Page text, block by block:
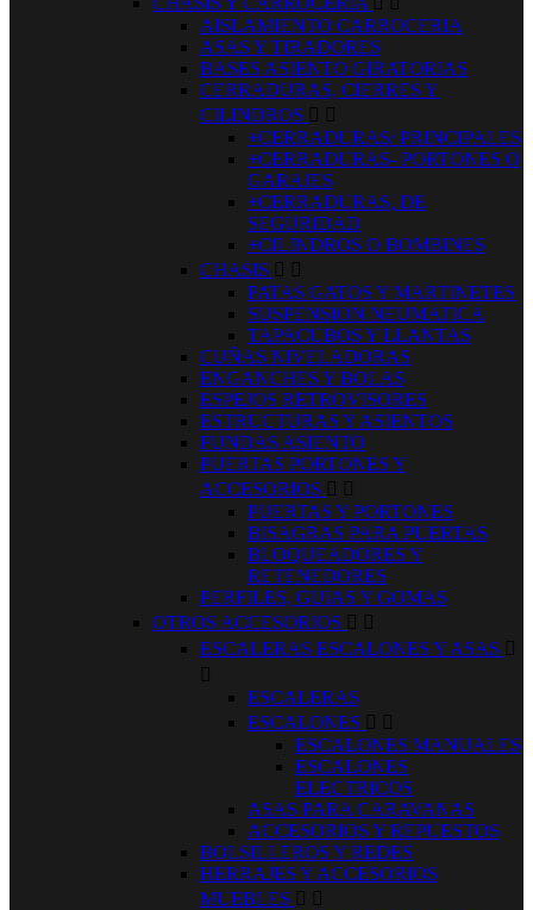
AISLAMIENTO CARROCERIA
ASAS Y TIRADORES
BASES ASIENTO GIRATORIAS
CERRADURAS, CIERRES Y
CILINDROS  
+CERRADURAS/ PRINCIPALES
+CERRADURAS- PORTONES O
GARAJES
+CERRADURAS, DE
SEGURIDAD
+CILINDROS O BOMBINES
CHASIS  
PATAS GATOS Y MARTINETES
SUSPENSION NEUMATICA
TAPACUBOS Y LLANTAS
CUÑAS NIVELADORAS
ENGANCHES Y BOLAS
ESPEJOS RETROVISORES
ESTRUCTURAS Y ASIENTOS
FUNDAS ASIENTO
PUERTAS PORTONES Y
ACCESORIOS  
PUERTAS Y PORTONES
BISAGRAS PARA PUERTAS
BLOQUEADORES Y
RETENEDORES
PERFILES, GUIAS Y GOMAS
OTROS ACCESORIOS  
ESCALERAS ESCALONES Y ASAS 

ESCALERAS
ESCALONES  
ESCALONES MANUALES
ESCALONES
ELECTRICOS
ASAS PARA CARAVANAS
ACCESORIOS Y REPUESTOS
BOLSILLEROS Y REDES
HERRAJES Y ACCESORIOS
MUEBLES  